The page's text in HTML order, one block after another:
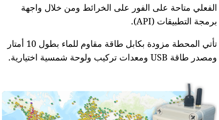
الفعلي متاحة على الفور على الخرائط ومن خلال واجهة
برمجة التطبيقات (API).
تأتي المحطة مزودة بكابل طاقة مقاوم للماء بطول 10 أمتار
ومصدر طاقة USB ومعدات تركيب ولوحة شمسية اختيارية.